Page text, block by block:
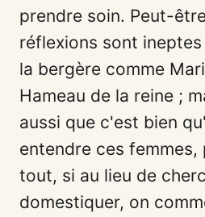
prendre soin. Peut-
réflexions sont
la bergère comme
Hameau de la reine ;
aussi que c'est bien
entendre ces femmes,
tout, si au lieu de
domestiquer, on